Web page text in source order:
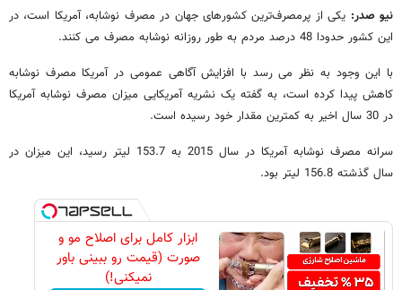
نیو صدر: یکی از پرمصرف‌ترین کشورهای جهان در مصرف نوشابه، آمریکا است، در
این کشور حدودا 48 درصد مردم به طور روزانه نوشابه مصرف می کنند.
با این وجود به نظر می رسد با افزایش آگاهی عمومی در آمریکا مصرف نوشابه
کاهش پیدا کرده است، به گفته یک نشریه آمریکایی میزان مصرف نوشابه آمریکا
در 30 سال اخیر به کمترین مقدار خود رسیده است.
سرانه مصرف نوشابه آمریکا در سال 2015 به 153.7 لیتر رسید، این میزان در
سال گذشته 156.8 لیتر بود.
ابزار کامل برای اصلاح مو و
صورت (قیمت رو ببینی باور
نمیکنی!)